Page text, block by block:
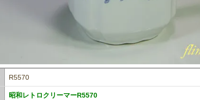
R5570
昭和レトロクリーマーR5570